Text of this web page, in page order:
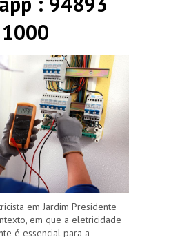
1000
em Jardim Presidente
em que a eletricidade
é essencial para a